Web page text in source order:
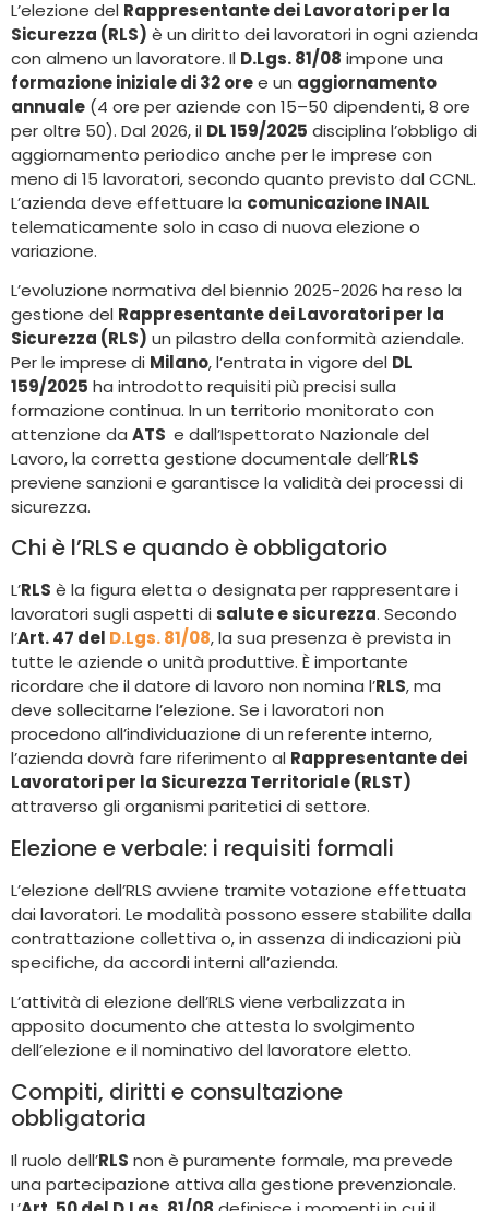
L’elezione del Rappresentante dei Lavoratori per la
Sicurezza (RLS) è un diritto dei lavoratori in ogni azienda
con almeno un lavoratore. Il D.Lgs. 81/08 impone una
formazione iniziale di 32 oree un aggiornamento
annuale (4 ore per aziende con 15–50 dipendenti, 8 ore
per oltre 50). Dal 2026, il DL 159/2025 disciplina l’obbligo di
aggiornamento periodico anche per le imprese con
meno di 15 lavoratori, secondo quanto previsto dal CCNL.
L’azienda deve effettuare la comunicazione INAIL
telematicamente solo in caso di nuova elezione o
variazione.
L’evoluzione normativa del biennio 2025-2026 ha reso la
gestione del Rappresentante dei Lavoratori per la
Sicurezza (RLS) un pilastro della conformità aziendale.
Per le imprese di Milano, l’entrata in vigore del DL
159/2025 ha introdotto requisiti più precisi sulla
formazione continua. In un territorio monitorato con
attenzione da ATS e dall’Ispettorato Nazionale del
Lavoro, la corretta gestione documentale dell’RLS
previene sanzioni e garantisce la validità dei processi di
sicurezza.
Chi è l’RLS e quando è obbligatorio
L’RLS è la figura eletta o designata per rappresentare i
lavoratori sugli aspetti di salute e sicurezza. Secondo
l’Art. 47 del D.Lgs. 81/08, la sua presenza è prevista in
tutte le aziende o unità produttive. È importante
ricordare che il datore di lavoro non nomina l’RLS, ma
deve sollecitarne l’elezione. Se i lavoratori non
procedono all’individuazione di un referente interno,
l’azienda dovrà fare riferimento al Rappresentante dei
Lavoratori per la Sicurezza Territoriale (RLST)
attraverso gli organismi paritetici di settore.
Elezione e verbale: i requisiti formali
L’elezione dell’RLS avviene tramite votazione effettuata
dai lavoratori. Le modalità possono essere stabilite dalla
contrattazione collettiva o, in assenza di indicazioni più
specifiche, da accordi interni all’azienda.
L’attività di elezione dell’RLS viene verbalizzata in
apposito documento che attesta lo svolgimento
dell’elezione e il nominativo del lavoratore eletto.
Compiti, diritti e consultazione
obbligatoria
Il ruolo dell’RLS non è puramente formale, ma prevede
una partecipazione attiva alla gestione prevenzionale.